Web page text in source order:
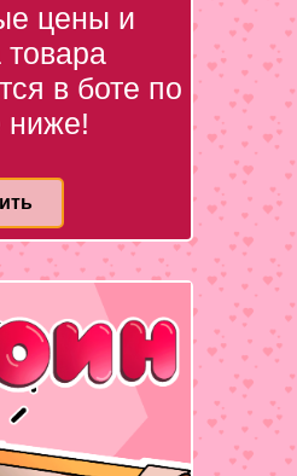
цены и
товара
в боте по
ниже!